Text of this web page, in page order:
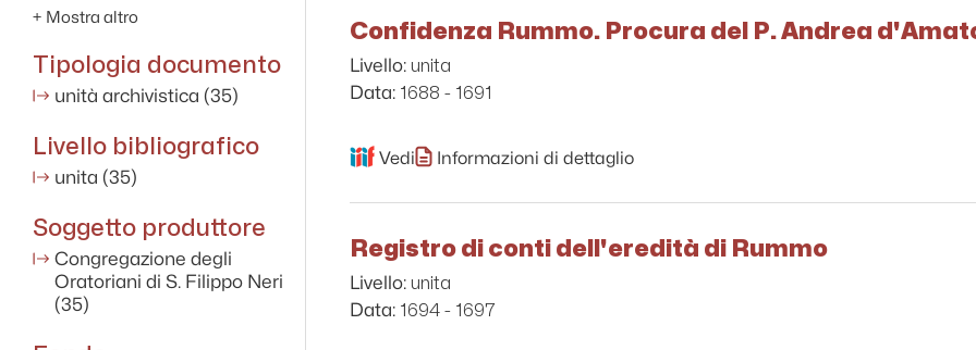
+ Mostra altro
Tipologia documento
unità archivistica (35)
Livello bibliografico
unita (35)
Soggetto produttore
Congregazione degli
Oratoriani di S. Filippo Neri
(35)
Confidenza Rummo. Procura del P. Andrea
Livello: unita
Data: 1688 - 1691
Vedi Informazioni di dettaglio
Registro di conti dell'eredità di Rummo
Livello: unita
Data: 1694 - 1697